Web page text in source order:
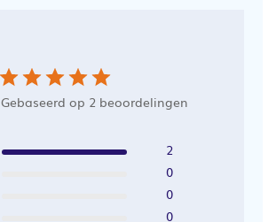
Gebaseerd op 2 beoordelingen
2
0
0
0